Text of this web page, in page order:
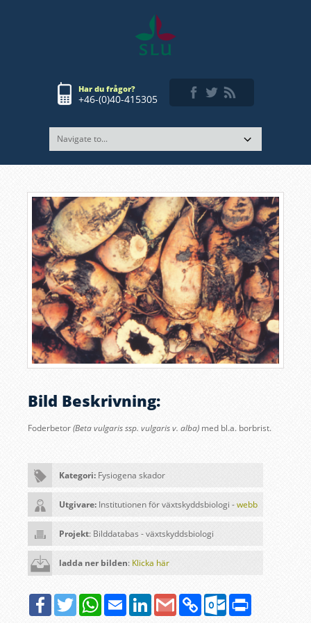
Har du frågor?
+46-(0)40-415305
Bild Beskrivning:
Foderbetor(Beta vulgaris ssp. vulgaris v. alba) med bl.a. borbrist.
Kategori: Fysiogena skador
Utgivare: Institutionen för växtskyddsbiologi -webb
Projekt: Bilddatabas - växtskyddsbiologi
ladda ner bilden: Klicka här
FacebookTwitter WhatsAppEmail LinkedInGoogle
Gmail
Copy
Link
Outlook.com